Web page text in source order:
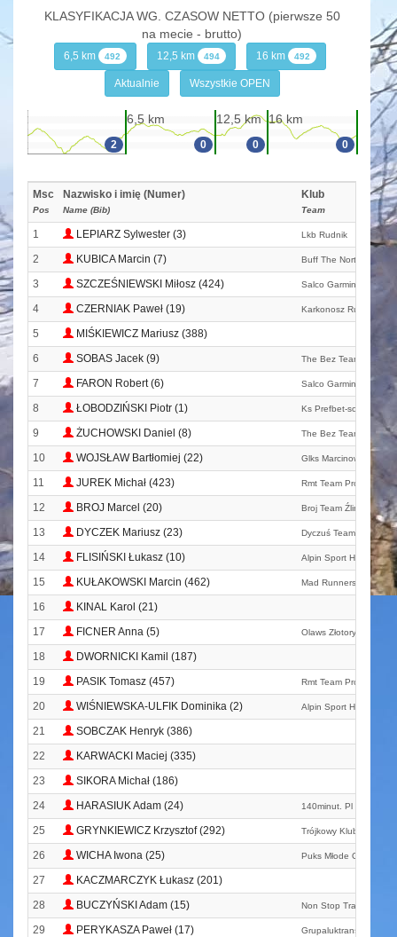
KLASYFIKACJA WG. CZASOW NETTO (pierwsze 50
na mecie - brutto)
6,5 km 492 12,5 km 494 16 km 492
Aktualnie Wszystkie OPEN
2
6,5 km
0
12,5 km
0
16 km
0
Msc
Pos
Nazwisko i imię (Numer)
Name (Bib)
Klub
Team
1 LEPIARZ Sylwester (3) Lkb Rudnik
2 KUBICA Marcin (7) Buff The North Face
3 SZCZEŚNIEWSKI Miłosz (424) Salco Garmin Team
4 CZERNIAK Paweł (19) Karkonosz Running
5
MIŚKIEWICZ Mariusz (388)
6
SOBAS Jacek (9) The Bez Team Poland
7 FARON Robert (6) Salco Garmin Team
8 ŁOBODZIŃSKI Piotr (1) Ks Prefbet-sonarol
9 ŻUCHOWSKI Daniel (8) The Bez Team Poland
10 WOJSŁAW Bartłomiej (22) Glks Marcinowice
11 JUREK Michał (423) Rmt Team Pro
12 BROJ Marcel (20) Broj Team Źlinice
13 DYCZEK Mariusz (23) Dyczuś Team
14 FLISIŃSKI Łukasz (10) Alpin Sport Hoka One
15 KUŁAKOWSKI Marcin (462) Mad Runners
16
KINAL Karol (21)
17
FICNER Anna (5) Olaws Złotoryjamks
18
DWORNICKI Kamil (187)
19
PASIK Tomasz (457) Rmt Team Pro
20 WIŚNIEWSKA-ULFIK Dominika (2) Alpin Sport Hoka One
21
SOBCZAK Henryk (386)
22
KARWACKI Maciej (335)
23
SIKORA Michał (186)
24
HARASIUK Adam (24) 140minut. Pl
25 GRYNKIEWICZ Krzysztof (292) Trójkowy Klub
26 WICHA Iwona (25) Puks Młode Orły Lłks
27
KACZMARCZYK Łukasz (201)
28
BUCZYŃSKI Adam (15) Non Stop Trail
29 PERYKASZA Paweł (17) Grupaluktrans. Pl